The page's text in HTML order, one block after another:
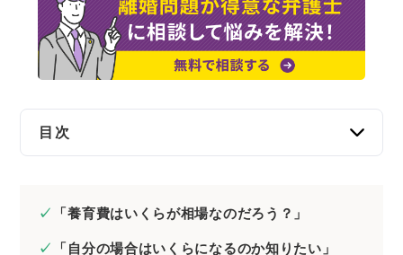
IT・ネット
企業法務
目次
養育費を受け取っていないひとり親も多い
取り決めがなくても養育費を請求できる「法
「養育費はいくらが相場なのだろう？」
「自分の場合はいくらになるのか知りたい」